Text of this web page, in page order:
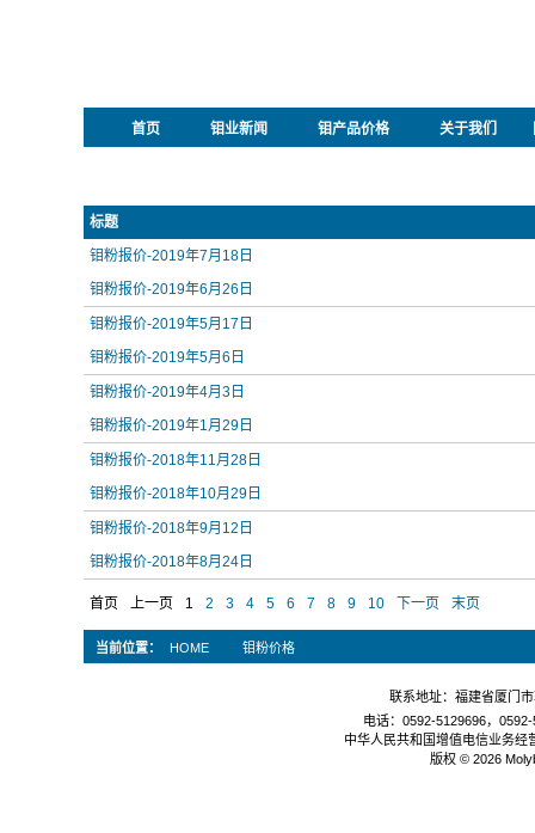
首页 钼业新闻 钼产品价格 关于我们
标题
钼粉报价-2019年7月18日
钼粉报价-2019年6月26日
钼粉报价-2019年5月17日
钼粉报价-2019年5月6日
钼粉报价-2019年4月3日
钼粉报价-2019年1月29日
钼粉报价-2018年11月28日
钼粉报价-2018年10月29日
钼粉报价-2018年9月12日
钼粉报价-2018年8月24日
首页 上一页 1 2 3 4 5 6 7 8 9 10 下一页 末页
当前位置： HOME 钼粉价格
联系地址：福建省厦门
电话：0592-5129696，
中华人民共和国增值电信业务经
版权 © 2026